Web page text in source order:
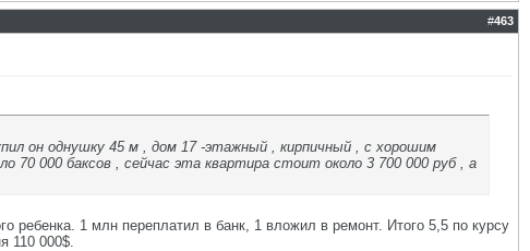
#463
он однушку 45 м , дом 17 -этажный , кирпичный , с хорошим
70 000 баксов , сейчас эта квартира стоит около 3 700 000 руб , а
ребенка. 1 млн переплатил в банк, 1 вложил в ремонт. Итого 5,5 по курсу
110 000$.